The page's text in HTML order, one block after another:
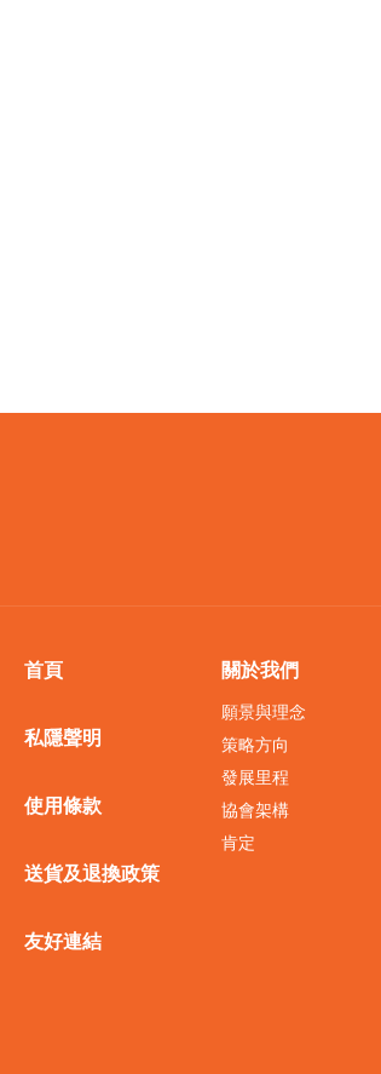
首頁
私隱聲明
使用條款
送貨及退換政策
友好連結
關於我們
願景與理念
策略方向
發展里程
協會架構
肯定